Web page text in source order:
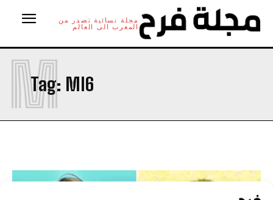
مجلة نسائية تصدر من
المغرب الى العالم
Tag: MI6
M